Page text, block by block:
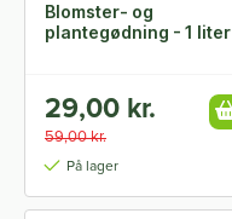
Blomster- og
plantegødning - 1 liter
29,00 kr.
59,00 kr.
På lager